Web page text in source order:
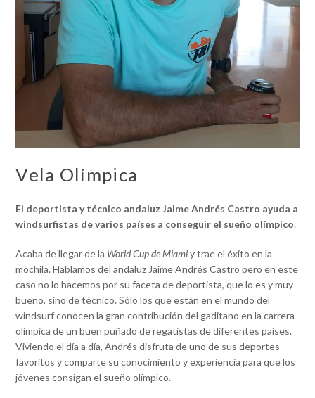
Vela Olímpica
El deportista y técnico andaluz Jaime Andrés Castro ayuda a
windsurfistas de varios países a conseguir el sueño olímpico.
Acaba de llegar de la World Cup de Miamiy trae el éxito en la
mochila. Hablamos del andaluz Jaime Andrés Castro pero en este
caso no lo hacemos por su faceta de deportista, que lo es y muy
bueno, sino de técnico. Sólo los que están en el mundo del
windsurf conocen la gran contribución del gaditano en la carrera
olímpica de un buen puñado de regatistas de diferentes países.
Viviendo el día a día, Andrés disfruta de uno de sus deportes
favoritos y comparte su conocimiento y experiencia para que los
jóvenes consigan el sueño olímpico.